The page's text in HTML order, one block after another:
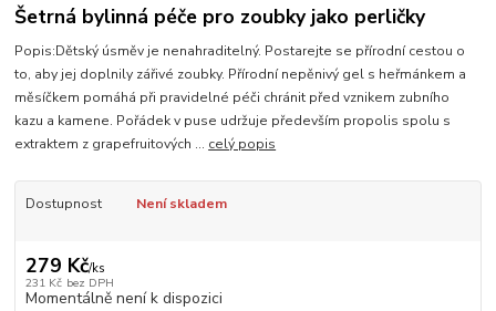
Šetrná bylinná péče pro zoubky jako perličky
Popis:Dětský úsměv je nenahraditelný. Postarejte se přírodní cestou o
to, aby jej doplnily zářivé zoubky. Přírodní nepěnivý gel s heřmánkem a
měsíčkem pomáhá při pravidelné péči chránit před vznikem zubního
kazu a kamene. Pořádek v puse udržuje především propolis spolu s
extraktem z grapefruitových ... celý popis
Dostupnost Není skladem
279 Kč/ks
231 Kč bez DPH
Momentálně není k dispozici